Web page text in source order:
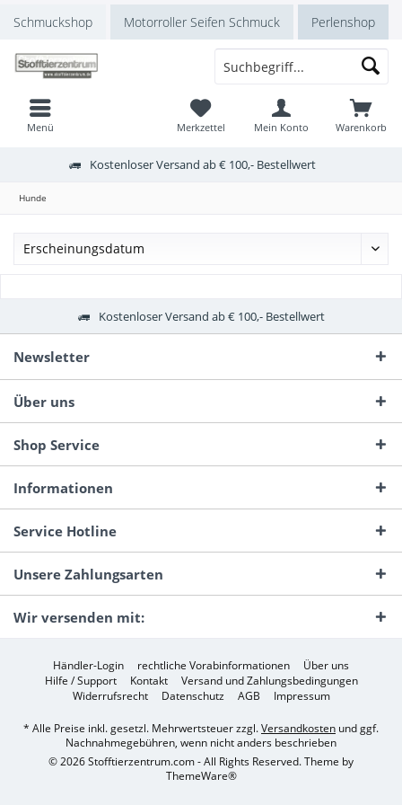
Schmuckshop Motorroller Seifen Schmuck Perlenshop
Kostenloser Versand ab € 100,- Bestellwert
Warenkorb
Merkzettel Mein Konto
Menü
Hunde
Kostenloser Versand ab € 100,- Bestellwert
Newsletter
Über uns
Shop Service
Informationen
Service Hotline
Unsere Zahlungsarten
Wir versenden mit:
Händler-Login rechtliche Vorabinformationen
Über uns
Hilfe / Support
Kontakt
Versand und Zahlungsbedingungen
Widerrufsrecht
Datenschutz AGB Impressum
* Alle Preise inkl. gesetzl. Mehrwertsteuer zzgl.Versandkosten und ggf.
Nachnahmegebühren, wenn nicht anders beschrieben
© 2026 Stofftierzentrum.com - All Rights Reserved. Theme by
ThemeWare®